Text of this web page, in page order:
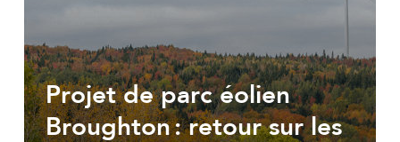
Projet de parc éolien
Broughton : retour sur les